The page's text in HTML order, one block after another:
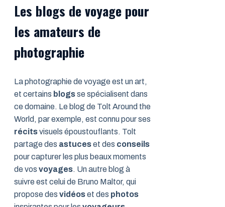
Les blogs de voyage pour
les amateurs de
photographie
La photographie de voyage est un art,
et certains blogsse spécialisent dans
ce domaine. Le blog de Tolt Around the
World, par exemple, est connu pour ses
récitsvisuels époustouflants. Tolt
partage des astuceset des conseils
pour capturer les plus beaux moments
de vos voyages. Un autre blog à
suivre est celui de Bruno Maltor, qui
propose des vidéoset des photos